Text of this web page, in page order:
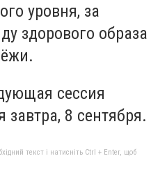
уровня, за
здорового образа
сессия
завтра, 8 сентября.
текст і натисніть Ctrl + Enter, щоб